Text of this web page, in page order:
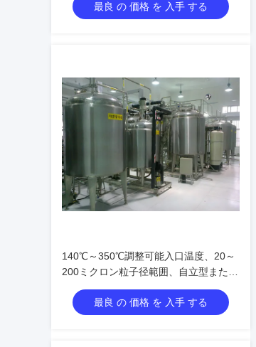
最良 の 価格 を 入手 する
140℃～350℃調整可能入口温度、20～
200ミクロン粒子径範囲、自立型または
スキッドマウント設置タイプの遠心噴
霧乾燥機最良 の 価格 を 入手 する